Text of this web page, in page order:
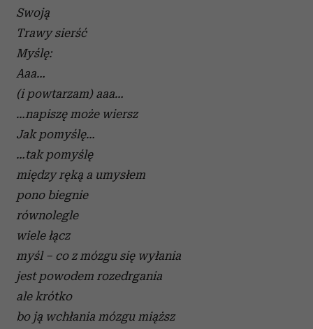
Swoją
Trawy sierść
Myślę:
Aaa…
(i powtarzam) aaa…
…napiszę może wiersz
Jak pomyślę…
…tak pomyślę
między ręką a umysłem
pono biegnie
równolegle
wiele łącz
myśl – co z mózgu się wyłania
jest powodem rozedrgania
ale krótko
bo ją wchłania mózgu miąższ